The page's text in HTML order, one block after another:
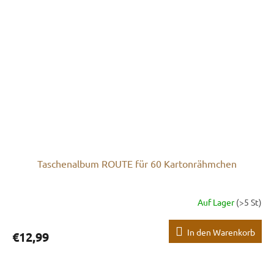
Taschenalbum ROUTE für 60 Kartonrähmchen
Auf Lager(>5 St)
€12,99 In den Warenkorb